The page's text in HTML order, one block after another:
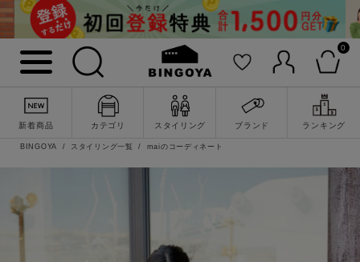
0
新着商品 カテゴリ スタイリング ブランド ランキング
詳細検索
BINGOYA スタイリング一覧 maiのコーディネート